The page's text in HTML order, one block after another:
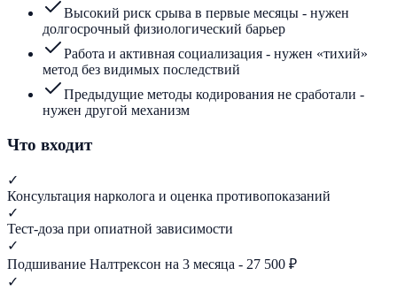
Высокий риск срыва в первые месяцы - нужен
долгосрочный физиологический барьер
Работа и активная социализация - нужен «тихий»
метод без видимых последствий
Предыдущие методы кодирования не сработали -
нужен другой механизм
Что входит
✓
Консультация нарколога и оценка противопоказаний
✓
Тест-доза при опиатной зависимости
✓
Подшивание Налтрексон на 3 месяца - 27 500 ₽
✓